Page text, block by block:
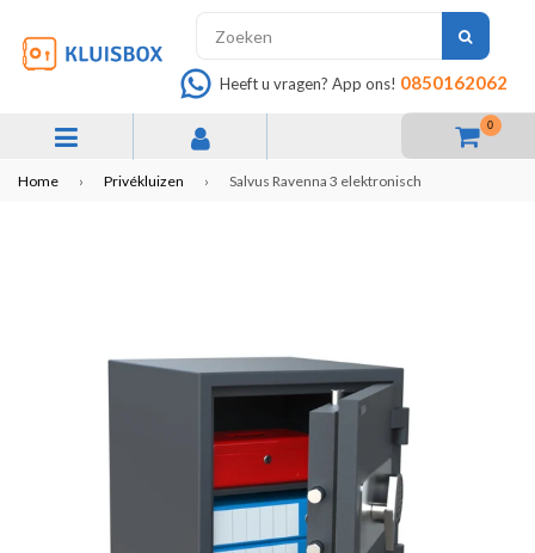
expand/collapse
0
Heeft u vragen? App ons! 0850162062
Home › Privékluizen › Salvus Ravenna 3 elektronisch